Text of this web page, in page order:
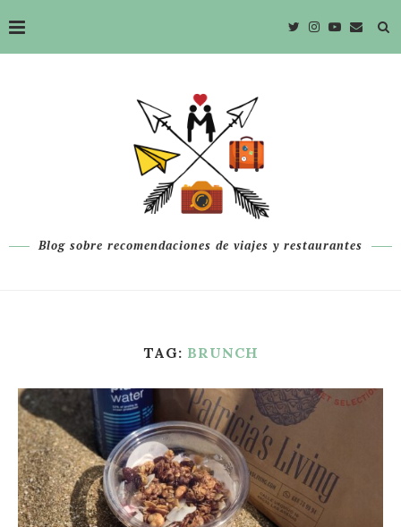
Blog sobre recomendaciones de viajes y restaurantes
TAG: BRUNCH